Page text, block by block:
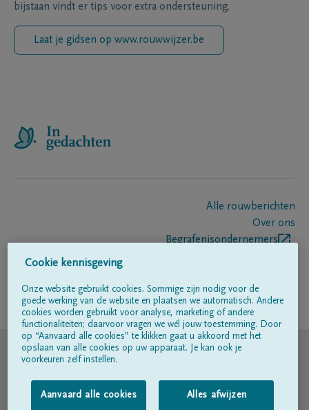
bijstaan vindt er tips voor extra ondersteuning.
Laat je gidsen op www.rouwwijzer.be
Alle rouwberichten
Over ons
Begrafenisondernemers
Volg ons op
© DELA
Gebruiksvoorwaarden
Cookie kennisgeving
Onze website gebruikt cookies. Sommige zijn nodig voor de
goede werking van de website en plaatsen we automatisch. Andere
cookies worden gebruikt voor analyse, marketing of andere
functionaliteiten; daarvoor vragen we wél jouw toestemming. Door
op “Aanvaard alle cookies” te klikken gaat u akkoord met het
opslaan van alle cookies op uw apparaat. Je kan ook je
voorkeuren zelf instellen.
Aanvaard alle cookies Alles afwijzen